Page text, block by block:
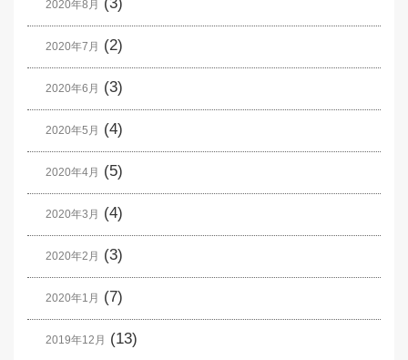
2020年8月
2020年7月 (2)
2020年6月 (3)
2020年5月 (4)
2020年4月 (5)
2020年3月 (4)
2020年2月 (3)
2020年1月 (7)
2019年12月 (13)